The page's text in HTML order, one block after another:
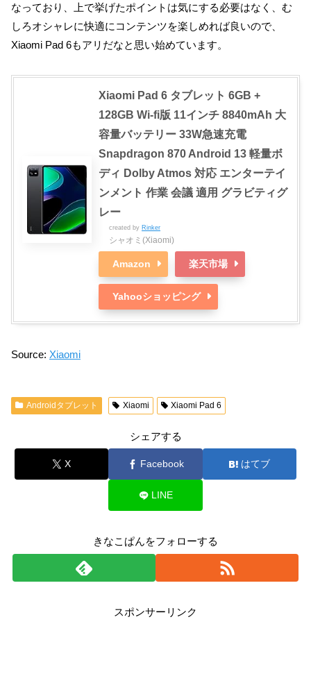
なっており、上で挙げたポイントは気にする必要はなく、む
しろオシャレに快適にコンテンツを楽しめれば良いので、
Xiaomi Pad 6もアリだなと思い始めています。
Xiaomi Pad 6 タブレット 6GB +
128GB Wi-fi版 11インチ 8840mAh 大
容量バッテリー 33W急速充電
Snapdragon 870 Android 13 軽量ボ
ディ Dolby Atmos 対応 エンターテイ
ンメント 作業 会議 適用 グラビティグ
レー
created by Rinker
シャオミ(Xiaomi)
Amazon 楽天市場
Yahooショッピング
Source: Xiaomi
Androidタブレット Xiaomi Xiaomi Pad 6
シェアする
X Facebook はてブ
LINE
きなこぱんをフォローする
スポンサーリンク